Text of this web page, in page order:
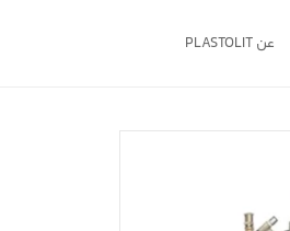
عن PLASTOLIT